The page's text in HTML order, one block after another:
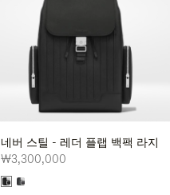
네버 스틸 - 레더 플랩 백팩 라지
₩3,300,000